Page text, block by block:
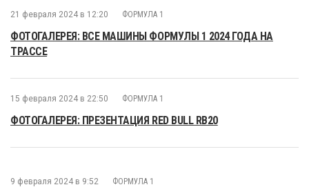
21 февраля 2024 в 12:20 ФОРМУЛА 1
ФОТОГАЛЕРЕЯ: ВСЕ МАШИНЫ ФОРМУЛЫ 1 2024 ГОДА НА
ТРАССЕ
15 февраля 2024 в 22:50 ФОРМУЛА 1
ФОТОГАЛЕРЕЯ: ПРЕЗЕНТАЦИЯ RED BULL RB20
9 февраля 2024 в 9:52 ФОРМУЛА 1